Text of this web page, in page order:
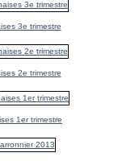
3e trimestre
2e trimestre
1er trimestre